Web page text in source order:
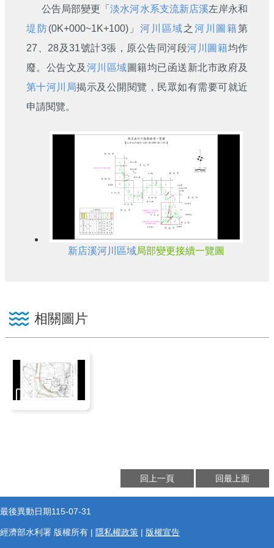
公告局部變更「淡水河水系支流新店溪左岸永和
堤防(0K+000~1K+100)」河川區域之 河川圖籍第
27、28及31號計3張，原公告同河段河川圖籍均作
廢。公告文及 河川區域圖籍均已函送新北市政府及
第十河川局揭示及公開閱覽，民眾如有需要可就近
申請閱覽。
新店溪河川區域局部變更接續一覽圖
相關圖片
回上一頁 回最上面
最後異動日期115-07-31
經濟部水利署 版權所有 | 隱私權政策 | 版權宣告